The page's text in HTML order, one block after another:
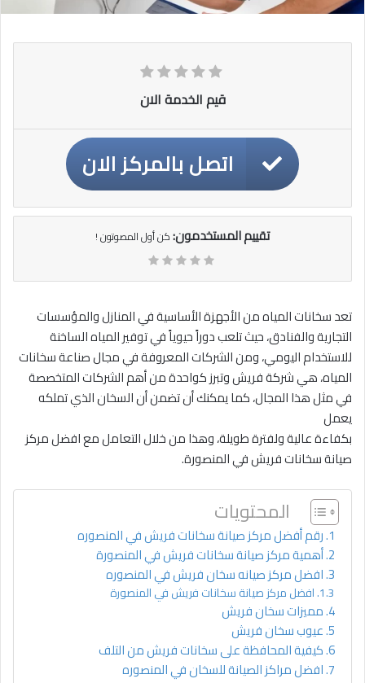
قيم الخدمة الان
اتصل بالمركز الان
تقييم المستخدمون:كن أول المصوتون !
تعد سخانات المياه من الأجهزة الأساسية في المنازل والمؤسسات
التجارية والفنادق، حيث تلعب دوراً حيوياً في توفير المياه الساخنة
للاستخدام اليومي، ومن الشركات المعروفة في مجال صناعة سخانات
المياه، هي شركة فريش وتبرز كواحدة من أهم الشركات المتخصصة
في مثل هذا المجال، كما يمكنك أن تضمن أن السخان الذي تملكه
يعمل
بكفاءة عالية ولفترة طويلة، وهذا من خلال التعامل مع افضل مركز
صيانة سخانات فريش في المنصورة.
المحتويات
رقم أفضل مركز صيانة سخانات فريش في المنصوره
أهمية مركز صيانة سخانات فريش في المنصورة
افضل مركز صيانه سخان فريش في المنصوره
افضل مركز صيانة سخانات فريش في المنصورة
مميزات سخان فريش
عيوب سخان فريش
كيفية المحافظة على سخانات فريش من التلف
افضل مراكز الصيانة للسخان في المنصوره